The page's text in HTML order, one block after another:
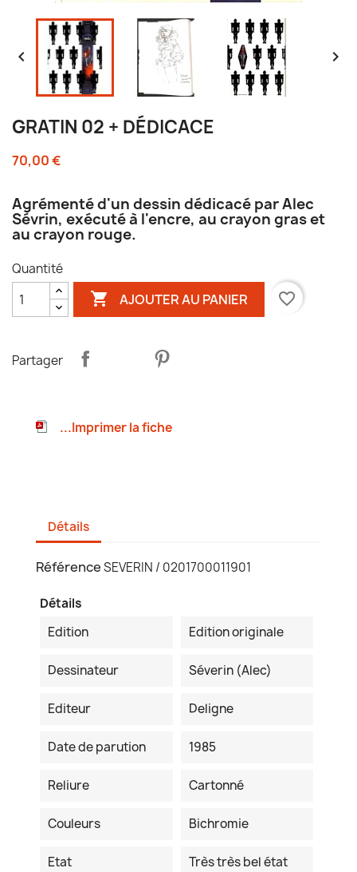
 
GRATIN 02 + DÉDICACE
70,00 €
Agrémenté d'un dessin dédicacé par Alec
Sévrin, exécuté à l'encre, au crayon gras et
au crayon rouge.
Quantité
 AJOUTER AU PANIER favorite_border
Partager
...Imprimer la fiche
Détails
RéférenceSEVERIN / 0201700011901
Détails
Edition
Edition originale
Dessinateur Séverin (Alec)
Editeur Deligne
Date de parution 1985
Reliure Cartonné
Couleurs Bichromie
Etat Très très bel état